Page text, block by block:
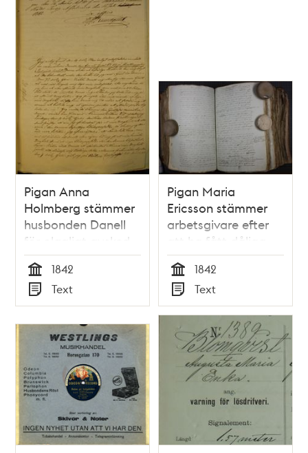
Pigan Anna
Holmberg stämmer
husbonden Danell
för olagligt avsked -
rättsfall 1842
Tid
1842
Typ
Text
Pigan Maria
Ericsson stämmer
arbetsgivare efter
att ha fått dåliga
arbetsbetyg –
rättsfall 1842
Tid
1842
Typ
Text